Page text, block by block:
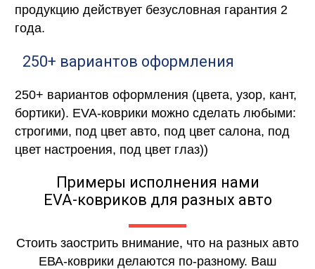
продукцию действует безусловная гарантия 2
года.
250+ вариантов оформления
250+ вариантов оформления (цвета, узор, кант,
бортики). EVA-коврики можно сделать любыми:
строгими, под цвет авто, под цвет салона, под
цвет настроения, под цвет глаз))
Примеры исполнения нами
EVA-ковриков для разных авто
Стоить заострить внимание, что на разных авто
ЕВА-коврики делаются по-разному. Ваш